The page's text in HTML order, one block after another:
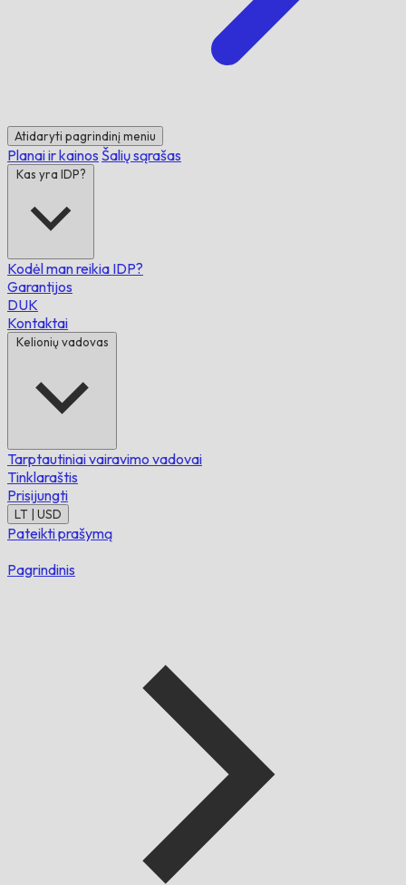
Atidaryti pagrindinį meniu
Planai ir kainos Šalių sąrašas
Kas yra IDP?
Kodėl man reikia IDP?
Garantijos
DUK
Kontaktai
Kelionių vadovas
Tarptautiniai vairavimo vadovai
Tinklaraštis
Prisijungti
LT | USD
Pateikti prašymą
Pagrindinis